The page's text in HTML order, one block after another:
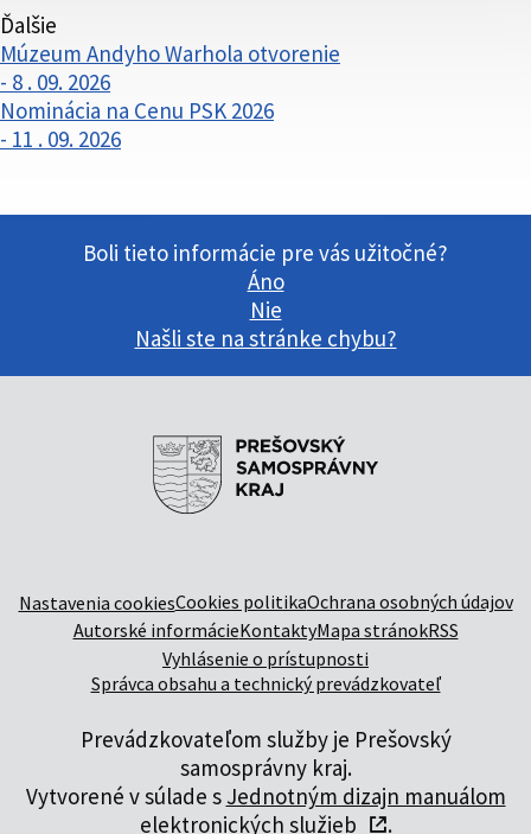
vždy začína https:// pred názvom domény webového sídla.
Ďalšie
Múzeum Andyho Warhola otvorenie
- 8 . 09. 2026
Nominácia na Cenu PSK 2026
- 11 . 09. 2026
Boli tieto informácie pre vás užitočné?
Áno
Nie
Našli ste na stránke chybu?
Nastavenia cookiesCookies politikaOchrana osobných údajov
Autorské informácieKontaktyMapa stránokRSS
Vyhlásenie o prístupnosti
Správca obsahu a technický prevádzkovateľ
Prevádzkovateľom služby je Prešovský
samosprávny kraj.
Vytvorené v súlade s Jednotným dizajn manuálom
elektronických služieb
.